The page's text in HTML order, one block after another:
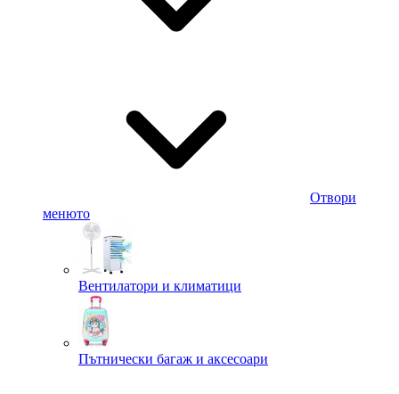
Отвори
менюто
Вентилатори и климатици
Пътнически багаж и аксесоари